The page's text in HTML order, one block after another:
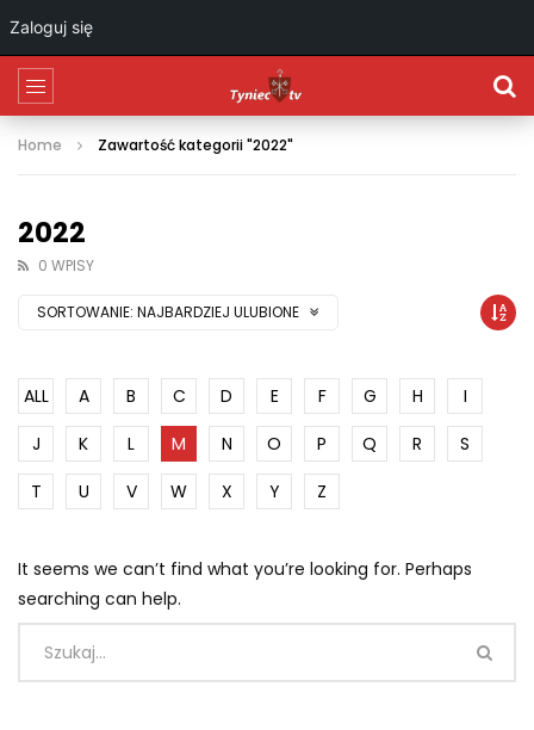
Zaloguj się
Home Zawartość kategorii "2022"
2022
0 WPISY
SORTOWANIE: NAJBARDZIEJ ULUBIONE
ALL A B C D E F G H
I
J
K L M N O P Q R
S
T
U V W X Y Z
It seems we can’t find what you’re looking for. Perhaps
searching can help.